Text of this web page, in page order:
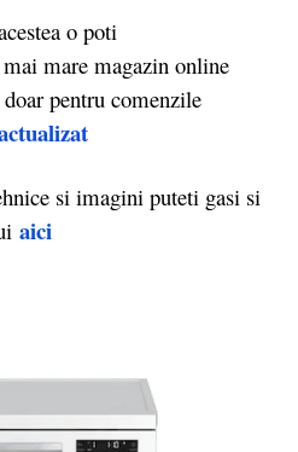
o poti
mare magazin online
pentru comenzile
si imagini puteti gasi si
aici